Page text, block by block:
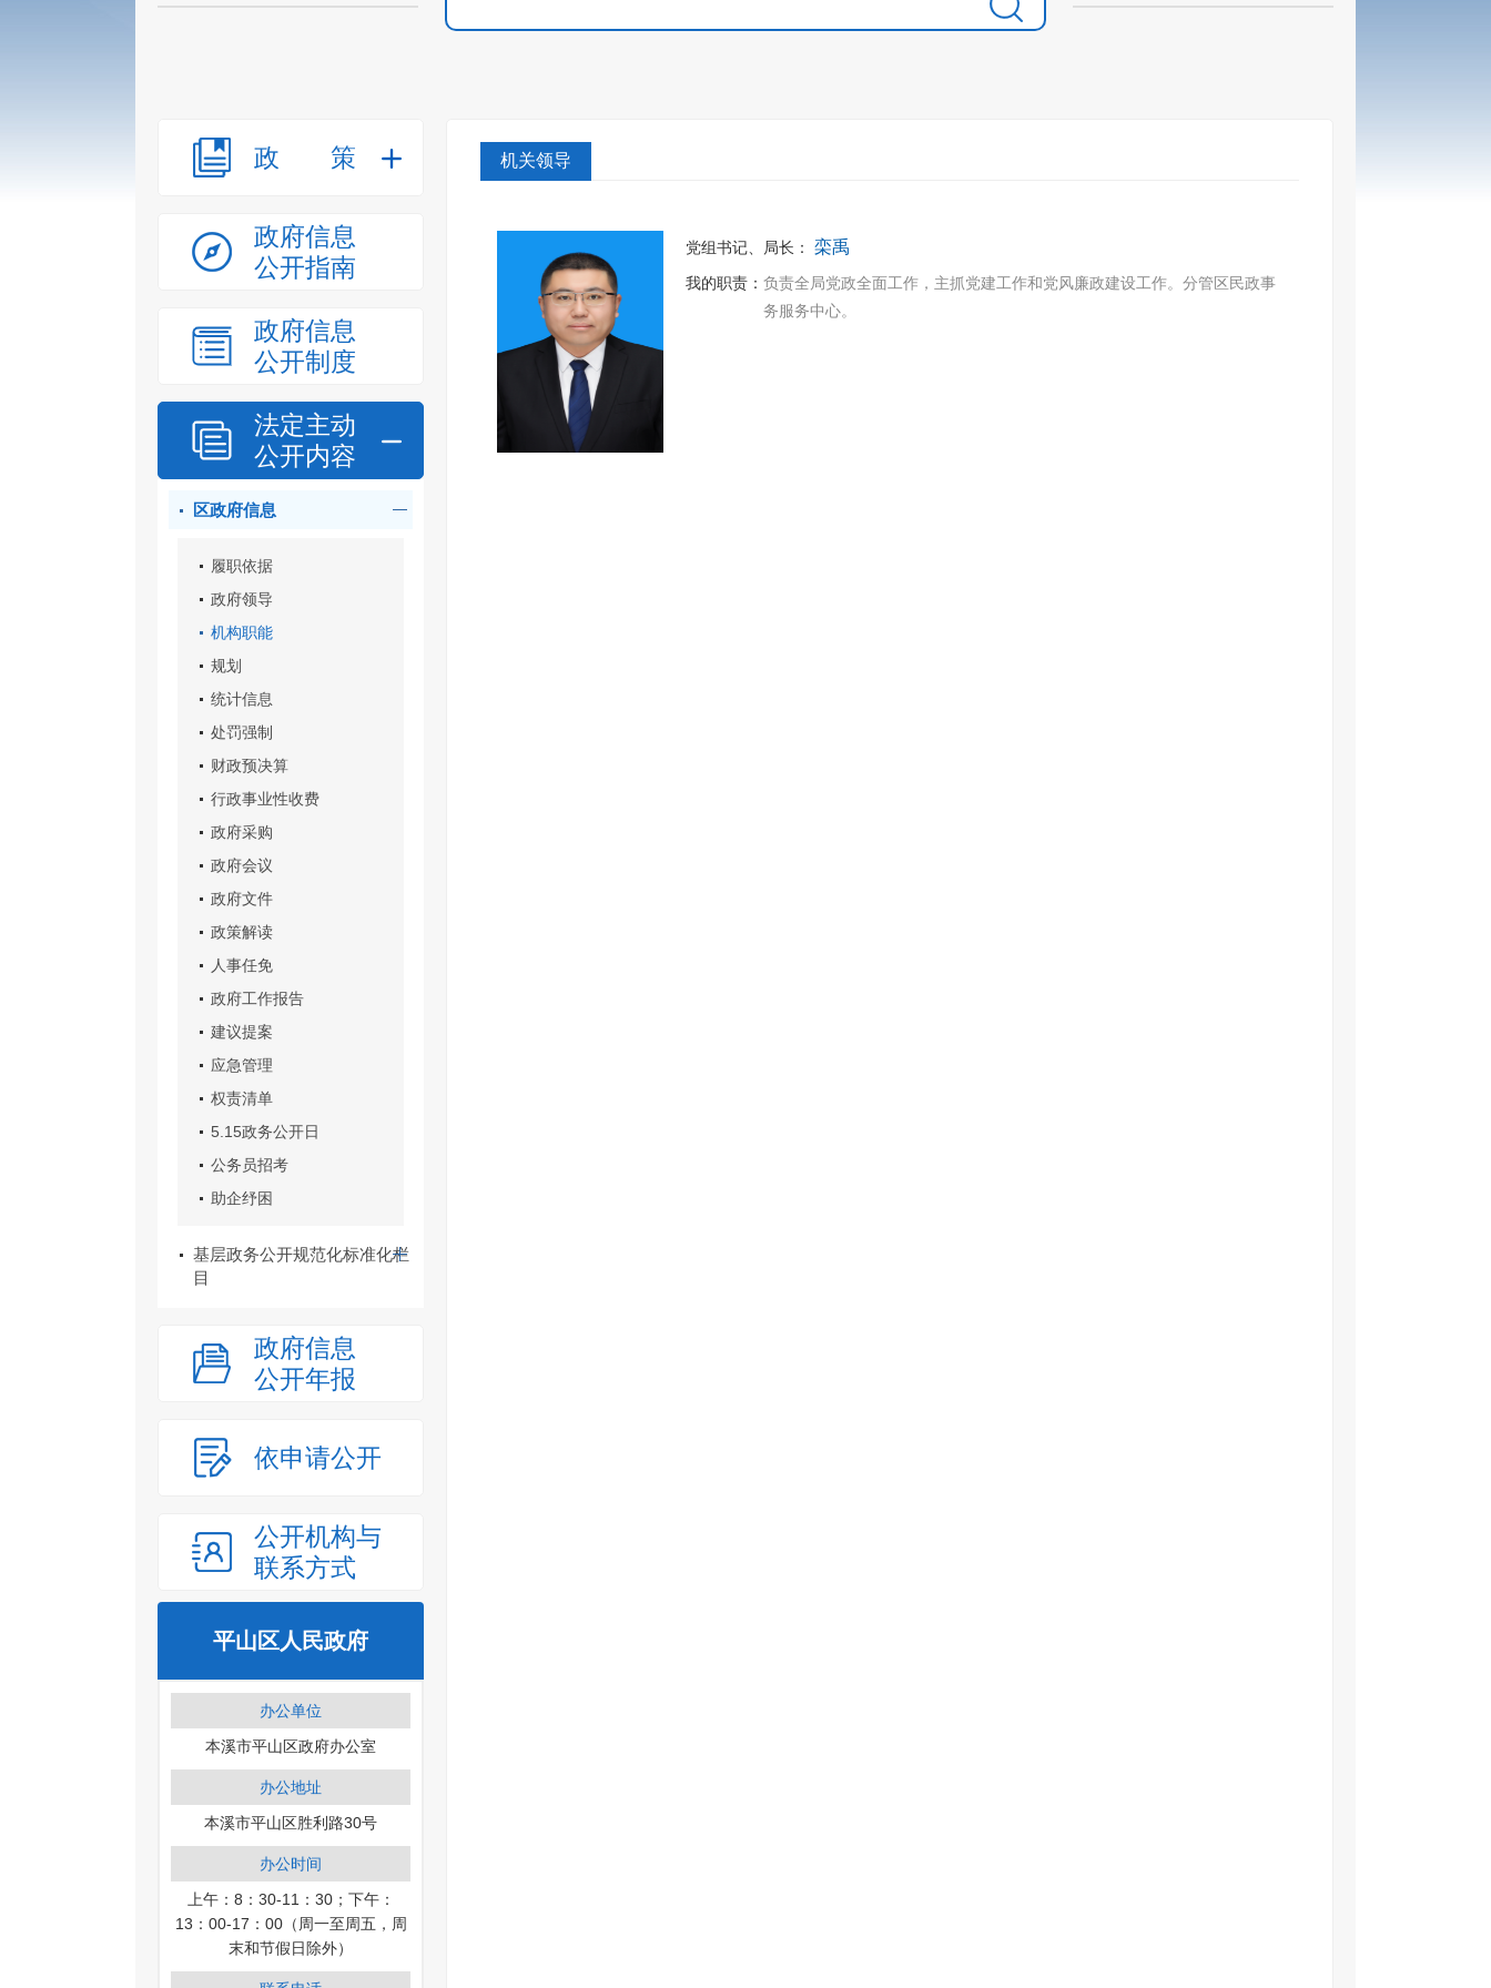
政策
政府信息
公开指南
政府信息
公开制度
法定主动
公开内容
区政府信息
履职依据
政府领导
机构职能
规划
统计信息
处罚强制
财政预决算
行政事业性收费
政府采购
政府会议
政府文件
政策解读
人事任免
政府工作报告
建议提案
应急管理
权责清单
5.15政务公开日
公务员招考
助企纾困
基层政务公开规范化标准化栏
目
政府信息
公开年报
依申请公开
公开机构与
联系方式
平山区人民政府
办公单位
本溪市平山区政府办公室
办公地址
本溪市平山区胜利路30号
办公时间
上午：8：30-11：30；下午：
13：00-17：00（周一至周五，周
末和节假日除外）
机关领导
党组书记、局长 ： 栾禹
我的职责： 负责全局党政全面工作，主抓党建工作和党风廉政建设工作。分管区民政事
务服务中心。